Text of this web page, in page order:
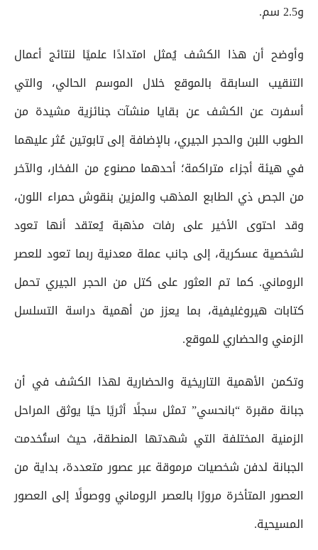
و2.5 سم.
وأوضح أن هذا الكشف يُمثل امتدادًا علميًا لنتائج أعمال
التنقيب السابقة بالموقع خلال الموسم الحالي، والتي
أسفرت عن الكشف عن بقايا منشآت جنائزية مشيدة من
الطوب اللبن والحجر الجيري، بالإضافة إلى تابوتين عُثر عليهما
في هيئة أجزاء متراكمة؛ أحدهما مصنوع من الفخار، والآخر
من الجص ذي الطابع المذهب والمزين بنقوش حمراء اللون،
وقد احتوى الأخير على رفات مذهبة يُعتقد أنها تعود
لشخصية عسكرية، إلى جانب عملة معدنية ربما تعود للعصر
الروماني. كما تم العثور على كتل من الحجر الجيري تحمل
كتابات هيروغليفية، بما يعزز من أهمية دراسة التسلسل
الزمني والحضاري للموقع.
وتكمن الأهمية التاريخية والحضارية لهذا الكشف في أن
جبانة مقبرة “بانحسي” تمثل سجلًا أثريًا حيًا يوثق المراحل
الزمنية المختلفة التي شهدتها المنطقة، حيث استُخدمت
الجبانة لدفن شخصيات مرموقة عبر عصور متعددة، بداية من
العصور المتأخرة مرورًا بالعصر الروماني ووصولًا إلى العصور
المسيحية.